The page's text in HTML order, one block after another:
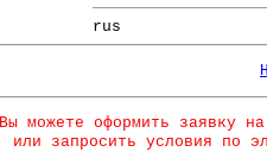
rus
Вы можете оформить заявку
или запросить условия по